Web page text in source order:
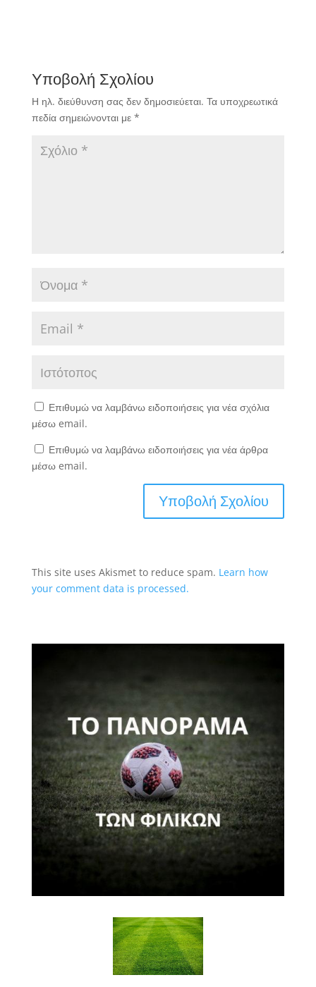
Υποβολή Σχολίου
Η ηλ. διεύθυνση σας δεν δημοσιεύεται. Τα υποχρεωτικά
πεδία σημειώνονται με *
Επιθυμώ να λαμβάνω ειδοποιήσεις για νέα σχόλια
μέσω email.
Επιθυμώ να λαμβάνω ειδοποιήσεις για νέα άρθρα
μέσω email.
This site uses Akismet to reduce spam. Learn how
your comment data is processed.